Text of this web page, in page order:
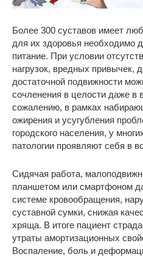
Более 300 суставов имеет
для их здоровья необходимо
питание. При условии
нагрузок, вредных привычек,
достаточной подвижности
сочленения в целости даже в
сожалению, в рамках
ожирения и усугубления
городского населения, у
патологии проявляют себя в
Сидячая работа,
планшетом или смартфоном
системе кровообращения,
суставной сумки, снижая
хряща. В итоге пациент
утраты амортизационных
Воспаление, боль и